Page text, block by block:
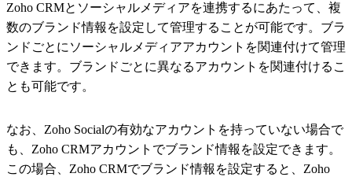
Zoho CRMとソーシャルメディアを連携するにあたって、複
数のブランド情報を設定して管理することが可能です。ブラ
ンドごとにソーシャルメディアアカウントを関連付けて管理
できます。ブランドごとに異なるアカウントを関連付けるこ
とも可能です。
なお、Zoho Socialの有効なアカウントを持っていない場合で
も、Zoho CRMアカウントでブランド情報を設定できます。
この場合、Zoho CRMでブランド情報を設定すると、Zoho